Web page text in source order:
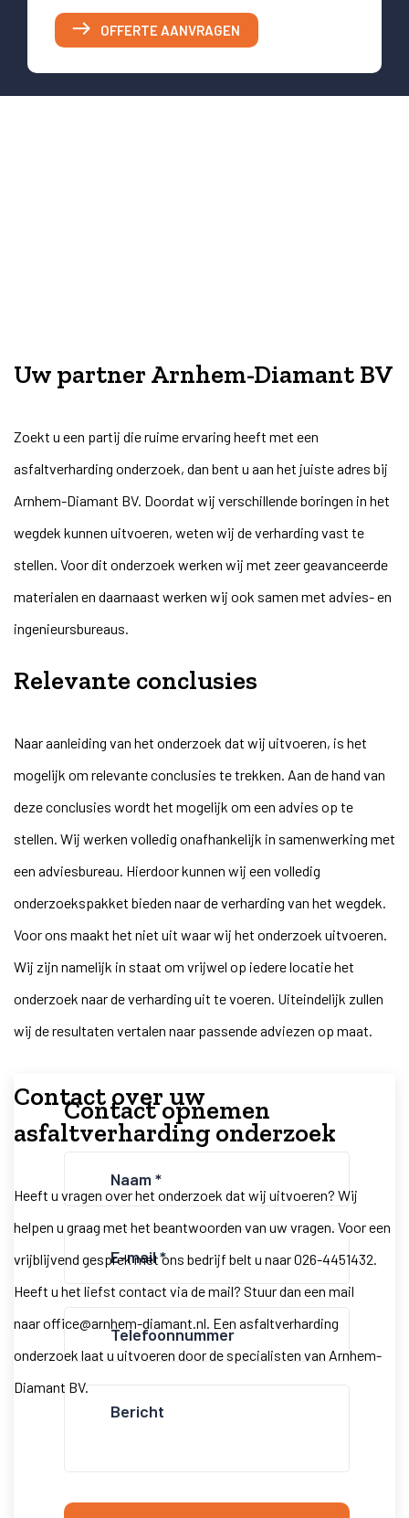
OFFERTE AANVRAGEN
Uw partner Arnhem-Diamant BV
Zoekt u een partij die ruime ervaring heeft met een
asfaltverharding onderzoek, dan bent u aan het juiste adres bij
Arnhem-Diamant BV. Doordat wij verschillendeboringen in het
wegdek kunnen uitvoeren, weten wij de verharding vast te
stellen. Voor dit onderzoek werken wij met zeer geavanceerde
materialen en daarnaast werken wij ook samen met advies- en
ingenieursbureaus.
Relevante conclusies
Naar aanleiding van het onderzoek dat wij uitvoeren, is het
mogelijk om relevante conclusies te trekken. Aan de hand van
deze conclusies wordt het mogelijk om een advies op te
stellen. Wij werken volledig onafhankelijk in samenwerking met
een adviesbureau. Hierdoor kunnen wij een volledig
onderzoekspakket bieden naar de verharding van het wegdek.
Voor ons maakt het niet uit waar wij het onderzoek uitvoeren.
Wij zijn namelijk in staat om vrijwel op iedere locatie het
onderzoek naar de verharding uit te voeren. Uiteindelijk zullen
wij de resultaten vertalen naar passende adviezen op maat.
Contact over uw
asfaltverharding onderzoek
Heeft u vragen over het onderzoek dat wij uitvoeren? Wij
helpen u graag met het beantwoorden van uw vragen. Voor een
vrijblijvend gesprek met ons bedrijf belt u naar026-4451432.
Heeft u het liefst contact via de mail? Stuur dan een mail
naaroffice@arnhem-diamant.nl. Een asfaltverharding
onderzoek laat u uitvoeren door de specialisten van Arnhem-
Diamant BV.
Contact opnemen
Telefoonnummer(Vereist)